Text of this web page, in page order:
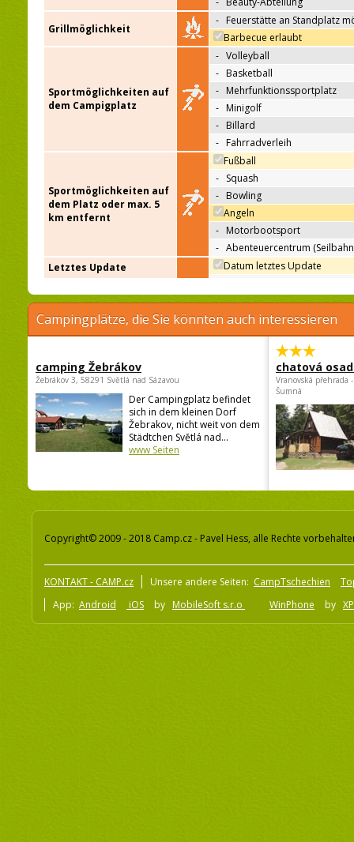
Grillmöglichkeit
- Feuerstätte an Standplatz
Barbecue erlaubt
Sportmöglichkeiten auf
dem Campigplatz
- Volleyball
- Basketball
- Mehrfunktionssportplatz
- Minigolf
- Billard
- Fahrradverleih
Sportmöglichkeiten auf
dem Platz oder max. 5
km entfernt
Fußball
- Squash
- Bowling
Angeln
- Motorbootsport
- Abenteuercentrum
Letztes Update
Datum letztes Update
Campingplätze, die Sie könnten auch interessieren
camping Žebrákov
Žebrákov 3, 58291 Světlá nad Sázavou
Der Campingplatz befindet
sich in dem kleinen Dorf
Žebrakov, nicht weit von dem
Städtchen Světlá nad...
www Seiten
chatová
Vranovská přehrada
Šumná
Copyright© 2009 - 2018 Camp.cz - Pavel Hess, alle Rechte
KONTAKT - CAMP.cz Unsere andere Seiten: CampTschechien
App: Android iOS by MobileSoft s.r.o WinPhone by